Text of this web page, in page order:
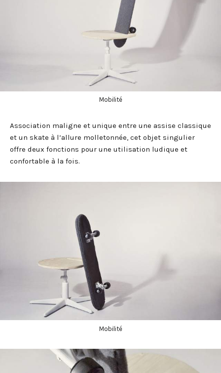
Mobilité
Association maligne et unique entre une assise classique
et un skate à l’allure molletonnée, cet objet singulier
offre deux fonctions pour une utilisation ludique et
confortable à la fois.
Mobilité